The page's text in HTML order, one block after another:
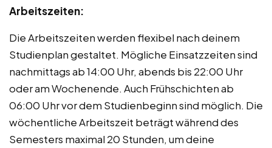
Arbeitszeiten:
Die Arbeitszeiten werden flexibel nach deinem
Studienplan gestaltet. Mögliche Einsatzzeiten sind
nachmittags ab 14:00 Uhr, abends bis 22:00 Uhr
oder am Wochenende. Auch Frühschichten ab
06:00 Uhr vor dem Studienbeginn sind möglich. Die
wöchentliche Arbeitszeit beträgt während des
Semesters maximal 20 Stunden, um deine